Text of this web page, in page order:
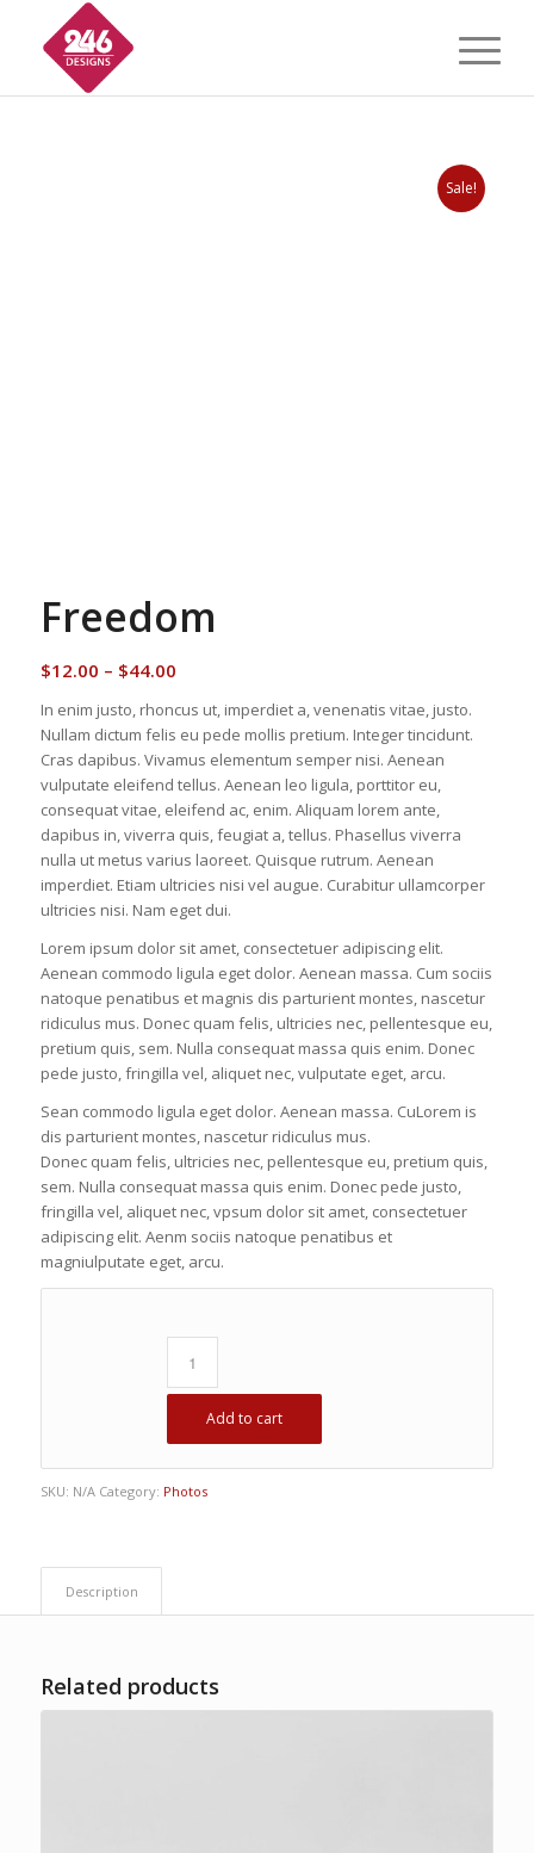
Sale!
Freedom
$12.00 – $44.00Price
$12.00
through
$44.00
In enim justo, rhoncus ut, imperdiet a, venenatis vitae, justo.
Nullam dictum felis eu pede mollis pretium. Integer tincidunt.
Cras dapibus. Vivamus elementum semper nisi. Aenean
vulputate eleifend tellus. Aenean leo ligula, porttitor eu,
consequat vitae, eleifend ac, enim. Aliquam lorem ante,
dapibus in, viverra quis, feugiat a, tellus. Phasellus viverra
nulla ut metus varius laoreet. Quisque rutrum. Aenean
imperdiet. Etiam ultricies nisi vel augue. Curabitur ullamcorper
ultricies nisi. Nam eget dui.
Lorem ipsum dolor sit amet, consectetuer adipiscing elit.
Aenean commodo ligula eget dolor. Aenean massa. Cum sociis
natoque penatibus et magnis dis parturient montes, nascetur
ridiculus mus. Donec quam felis, ultricies nec, pellentesque eu,
pretium quis, sem. Nulla consequat massa quis enim. Donec
pede justo, fringilla vel, aliquet nec, vulputate eget, arcu.
Sean commodo ligula eget dolor. Aenean massa. CuLorem is
dis parturient montes, nascetur ridiculus mus.
Donec quam felis, ultricies nec, pellentesque eu, pretium quis,
sem. Nulla consequat massa quis enim. Donec pede justo,
fringilla vel, aliquet nec, vpsum dolor sit amet, consectetuer
adipiscing elit. Aenm sociis natoque penatibus et
magniulputate eget, arcu.
Add to cart
SKU: N/A Category: Photos
Description
Related products